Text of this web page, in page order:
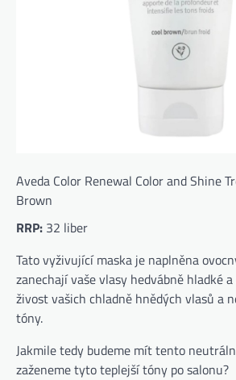
Aveda Color Renewal Color and Shine
Brown
RRP: 32 liber
Tato vyživující maska ​​je naplněna
zanechají vaše vlasy hedvábně hladké
živost vašich chladně hnědých vlasů a
tóny.
Jakmile tedy budeme mít tento
zaženeme tyto teplejší tóny po salonu?